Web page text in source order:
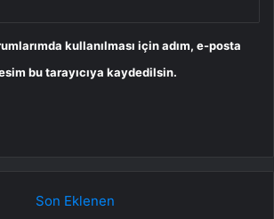
kullanılması için adım, e-posta
bu tarayıcıya kaydedilsin.
Son Eklenen